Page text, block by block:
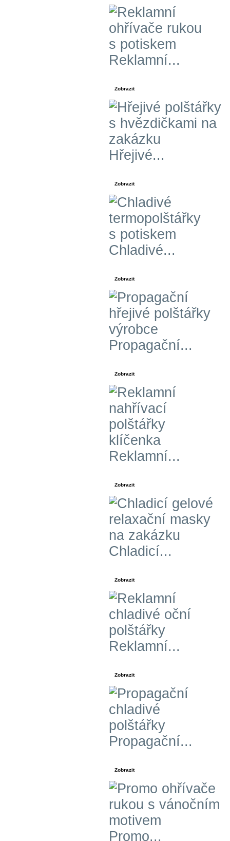
Reklamní...
Zobrazit
Hřejivé...
Zobrazit
Chladivé...
Zobrazit
Propagační...
Zobrazit
Reklamní...
Zobrazit
Chladicí...
Zobrazit
Reklamní...
Zobrazit
Propagační...
Zobrazit
Promo...